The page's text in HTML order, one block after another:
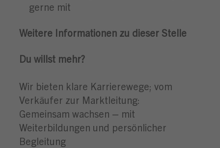
gerne mit
Weitere Informationen zu dieser Stelle
Du willst mehr?
Wir bieten klare Karrierewege; vom
Verkäufer zur Marktleitung:
Gemeinsam wachsen – mit
Weiterbildungen und persönlicher
Begleitung